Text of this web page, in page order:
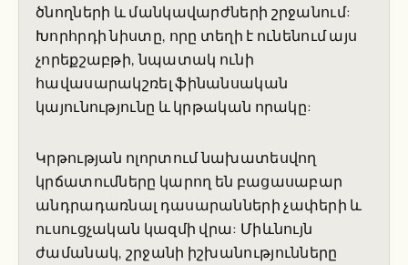
ծնողների և մանկավարժների շրջանում:
Խորհրդի նիստը, որը տեղի է ունենում այս
չորեքշաբթի, նպատակ ունի
հավասարակշռել ֆինանսական
կայունությունը և կրթական որակը:
Կրթության ոլորտում նախատեսվող
կրճատումները կարող են բացասաբար
անդրադառնալ դասարանների չափերի և
ուսուցչական կազմի վրա: Միևնույն
ժամանակ, շրջանի իշխանությունները